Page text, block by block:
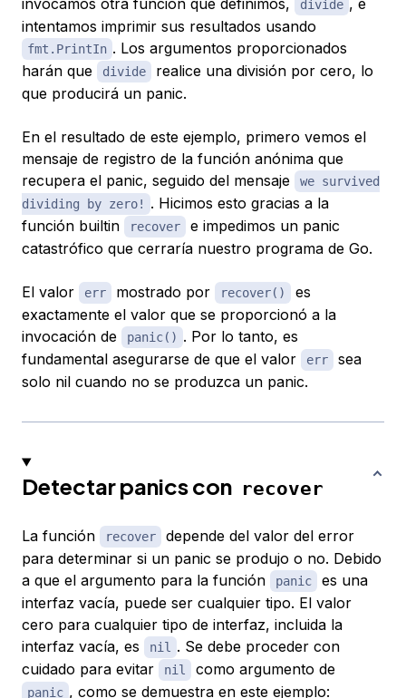
invocamos otra función que definimos,
divide , e
intentamos imprimir sus resultados usando
fmt.PrintIn . Los argumentos proporcionados
harán que
divide
realice una división por cero, lo
que producirá un panic.
En el resultado de este ejemplo, primero vemos el
mensaje de registro de la función anónima que
recupera el panic, seguido del mensaje
we survived
dividing by zero!
. Hicimos esto gracias a la
función builtin
recover
e impedimos un panic
catastrófico que cerraría nuestro programa de Go.
El valor err mostrado por recover()
es
exactamente el valor que se proporcionó a la
invocación de
panic() . Por lo tanto, es
fundamental asegurarse de que el valor
err
sea
solo nil cuando no se produzca un panic.
Detectar panics con recover
La función recover
depende del valor del error
para determinar si un panic se produjo o no. Debido
a que el argumento para la función
panic
es una
interfaz vacía, puede ser cualquier tipo. El valor
cero para cualquier tipo de interfaz, incluida la
interfaz vacía, es
nil . Se debe proceder con
cuidado para evitar
nil como argumento de
panic , como se demuestra en este ejemplo: